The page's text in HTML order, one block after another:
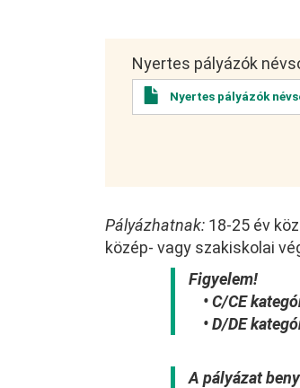
Nyertes pályázók
Nyertes pályázók
Pályázhatnak: 18-25 év
közép- vagy szakiskolai
Figyelem!
• C/CE
• D/DE
A pályázat